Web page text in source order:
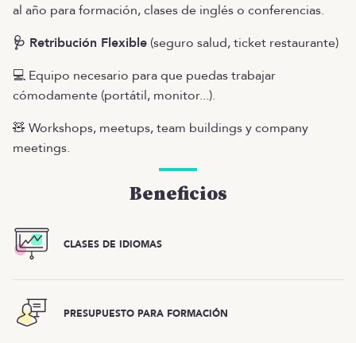
al año para formación, clases de inglés o conferencias.
🩺 Retribución Flexible (seguro salud, ticket restaurante)
💻 Equipo necesario para que puedas trabajar
cómodamente (portátil, monitor...).
🧸 Workshops, meetups, team buildings y company
meetings.
Beneficios
CLASES DE IDIOMAS
PRESUPUESTO PARA FORMACIÓN